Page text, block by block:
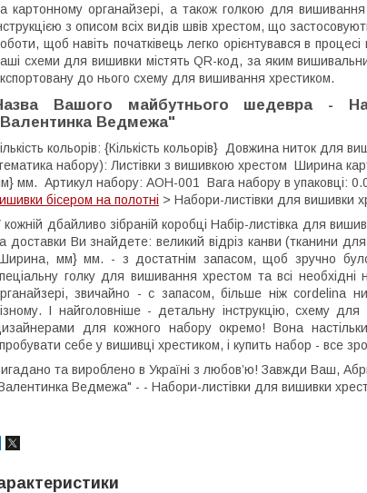
картонному органайзері, а також голкою для
з описом всіх видів швів хрестом, що
щоб навіть початківець легко орієнтувався в
схеми для вишивки містять QR-код, за яким
до нього схему для вишивання хрестиком.
Вашого майбутнього шедевра -
Ведмежа"
кольорів: {Кількість кольорів} Довжина ниток
набору): Листівки з вишивкою хрестом Ширина
мм. Артикул набору: AOH-001 Вага набору в упаковці:
бісером на полотні > Набори-листівки для вишивки
кожній дбайливо зібраній коробці Набір-листівка для
доставки Ви знайдете: великий відріз канви (тканини
мм} мм. - з достатнім запасом, щоб зручно
голку для вишивання хрестом та всі необхідні
звичайно - с запасом, більше ніж
І найголовніше - детальну інструкцію, схему
для кожного набору окремо! Вона
себе у вишивці хрестиком, і купить набор - все
та вироблено в Україні з любов’ю! Завжди Ваш,
Ведмежа" - - Набори-листівки для вишивки